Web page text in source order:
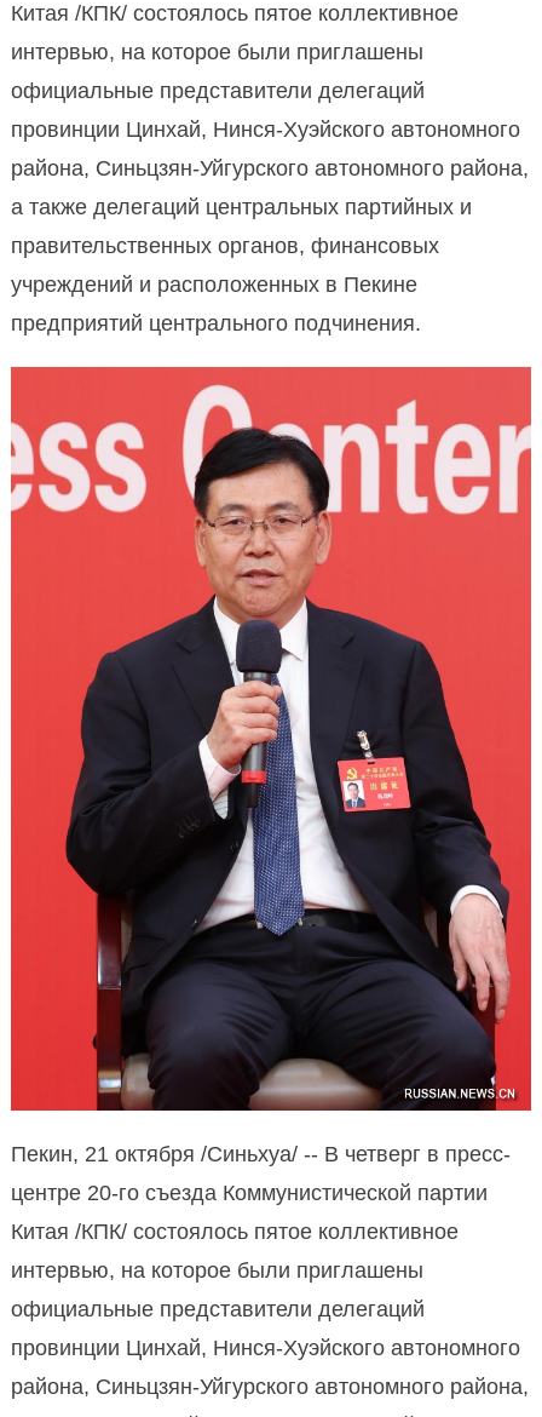
Китая /КПК/ состоялось пятое коллективное
интервью, на которое были приглашены
официальные представители делегаций
провинции Цинхай, Нинся-Хуэйского автономного
района, Синьцзян-Уйгурского автономного района,
а также делегаций центральных партийных и
правительственных органов, финансовых
учреждений и расположенных в Пекине
предприятий центрального подчинения.
Пекин, 21 октября /Синьхуа/ -- В четверг в пресс-
центре 20-го съезда Коммунистической партии
Китая /КПК/ состоялось пятое коллективное
интервью, на которое были приглашены
официальные представители делегаций
провинции Цинхай, Нинся-Хуэйского автономного
района, Синьцзян-Уйгурского автономного района,